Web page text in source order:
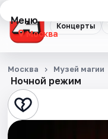
Концерты
Меню
Москва
Концерты
Театр
Стендап
Ночной режим
Москва Музей магии